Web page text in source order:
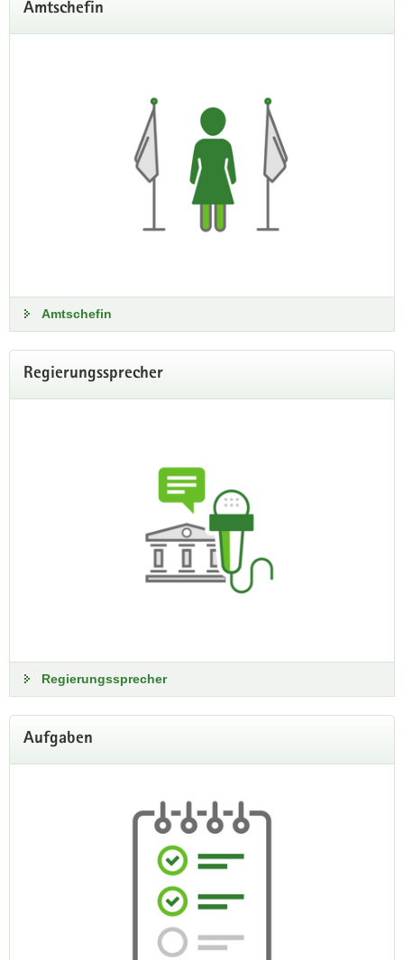
Amtschefin
Amtschefin
Regierungssprecher
Regierungssprecher
Aufgaben